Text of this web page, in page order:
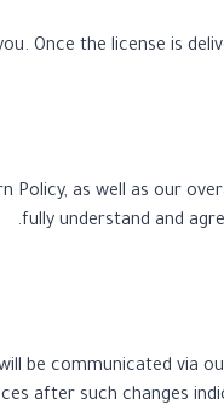
Once the license is
as well as our
fully understand and
be communicated via
after such changes